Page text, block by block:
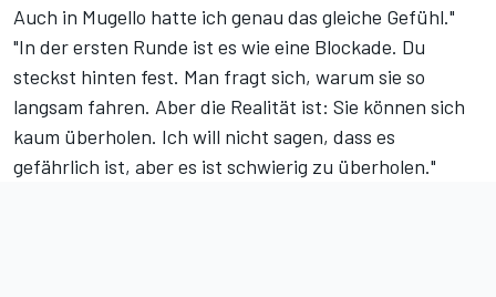
Auch in Mugello hatte ich genau das gleiche Gefühl."
"In der ersten Runde ist es wie eine Blockade. Du
steckst hinten fest. Man fragt sich, warum sie so
langsam fahren. Aber die Realität ist: Sie können sich
kaum überholen. Ich will nicht sagen, dass es
gefährlich ist, aber es ist schwierig zu überholen."